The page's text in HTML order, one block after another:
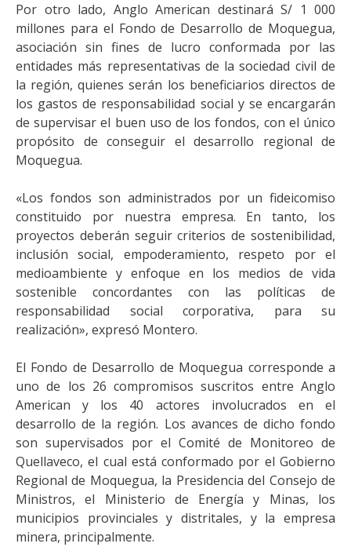
Por otro lado, Anglo American destinará S/ 1 000
millones para el Fondo de Desarrollo de Moquegua,
asociación sin fines de lucro conformada por las
entidades más representativas de la sociedad civil de
la región, quienes serán los beneficiarios directos de
los gastos de responsabilidad social y se encargarán
de supervisar el buen uso de los fondos, con el único
propósito de conseguir el desarrollo regional de
Moquegua.
«Los fondos son administrados por un fideicomiso
constituido por nuestra empresa. En tanto, los
proyectos deberán seguir criterios de sostenibilidad,
inclusión social, empoderamiento, respeto por el
medioambiente y enfoque en los medios de vida
sostenible concordantes con las políticas de
responsabilidad social corporativa, para su
realización», expresó Montero.
El Fondo de Desarrollo de Moquegua corresponde a
uno de los 26 compromisos suscritos entre Anglo
American y los 40 actores involucrados en el
desarrollo de la región. Los avances de dicho fondo
son supervisados por el Comité de Monitoreo de
Quellaveco, el cual está conformado por el Gobierno
Regional de Moquegua, la Presidencia del Consejo de
Ministros, el Ministerio de Energía y Minas, los
municipios provinciales y distritales, y la empresa
minera, principalmente.